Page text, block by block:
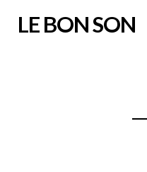
LE BON SON